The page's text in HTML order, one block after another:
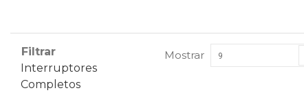
Filtrar
Interruptores
Completos
Mostrar 9